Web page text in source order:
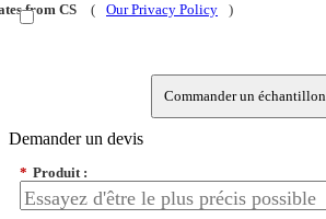
from CS ( Our Privacy Policy )
Commander un échantillon
Demander un devis
* Produit :